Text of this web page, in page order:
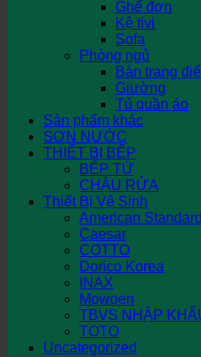
Ghế đơn
Kệ tivi
Sofa
Phòng ngủ
Bàn trang
Giường
Tủ quần áo
Sản phẩm khác
SƠN NƯỚC
THIẾT BỊ BẾP
BẾP TỪ
CHẬU RỬA
Thiết Bị Vệ Sinh
American Standard
Caesar
COTTO
Dorico Korea
INAX
Mowoen
TBVS NHẬP
TOTO
Uncategorized